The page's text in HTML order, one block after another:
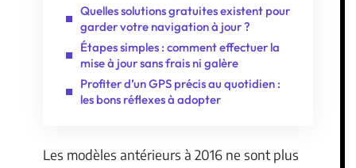
Quelles solutions gratuites existent pour
garder votre navigation à jour ?
Étapes simples : comment effectuer la
mise à jour sans frais ni galère
Profiter d’un GPS précis au quotidien :
les bons réflexes à adopter
Les modèles antérieurs à 2016 ne sont plus